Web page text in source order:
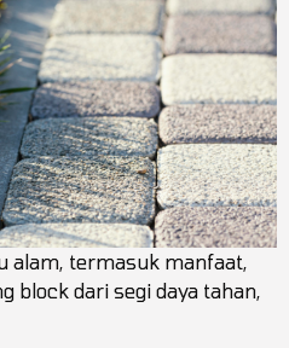
alam, termasuk manfaat,
block dari segi daya tahan,